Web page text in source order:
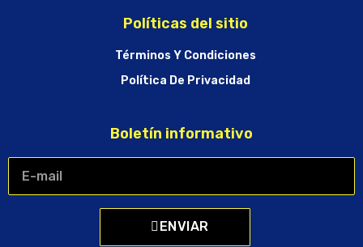
Políticas del sitio
Términos Y Condiciones
Política De Privacidad
Boletín informativo
ENVIAR